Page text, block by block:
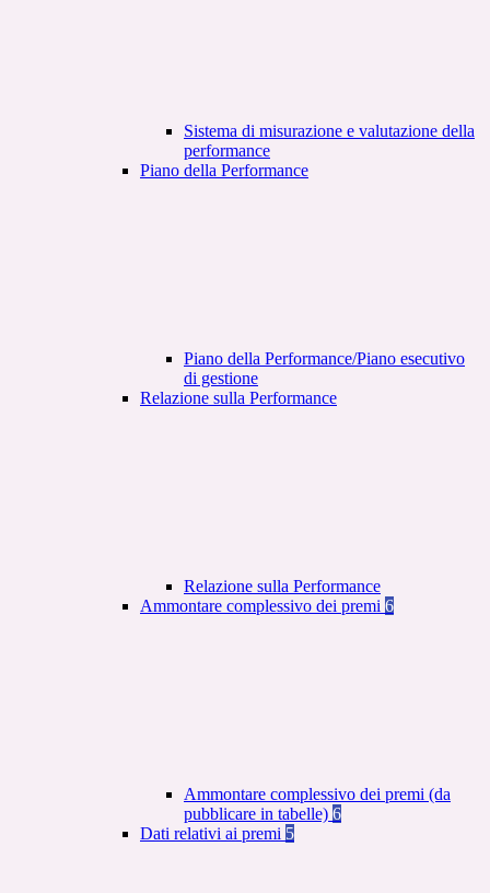
Sistema di misurazione e valutazione della
performance
Piano della Performance
Piano della Performance/Piano esecutivo
di gestione
Relazione sulla Performance
Relazione sulla Performance
Ammontare complessivo dei premi 6
Ammontare complessivo dei premi (da
pubblicare in tabelle) 6
Dati relativi ai premi 5